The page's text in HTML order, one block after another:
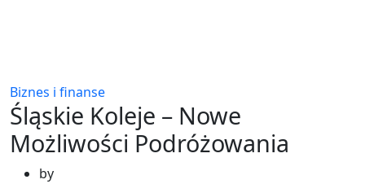
Biznes i finanse
Śląskie Koleje – Nowe
Możliwości Podróżowania
by